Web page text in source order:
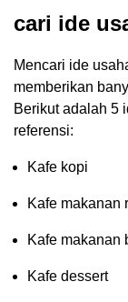
cari ide
Mencari ide
memberikan
Berikut adalah 5
referensi:
Kafe kopi
Kafe makanan
Kafe makanan
Kafe dessert